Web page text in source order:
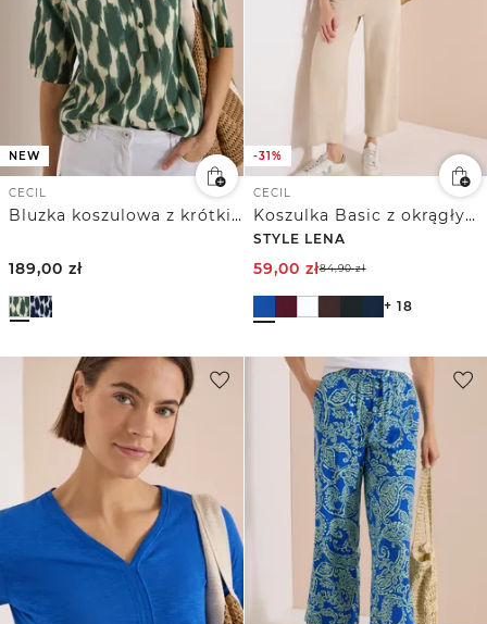
NEW
CECIL
Bluzka koszulowa z krótkim rękawem, okrągłym dekoltem i nadrukiem
189,00 zł
-31%
CECIL
Koszulka Basic z okrągłym dekoltem w jednolitym kolorze
STYLE LENA
59,00 zł84,90zł
+ 18